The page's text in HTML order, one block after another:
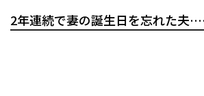
2年連続で妻の誕生日を忘れた夫